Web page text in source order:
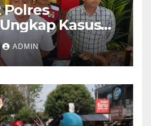
Polres
Kasus
di
Pelaku
Setelah
ADMIN